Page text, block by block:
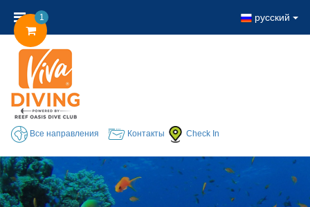
русский
Все направления Контакты Check In
1